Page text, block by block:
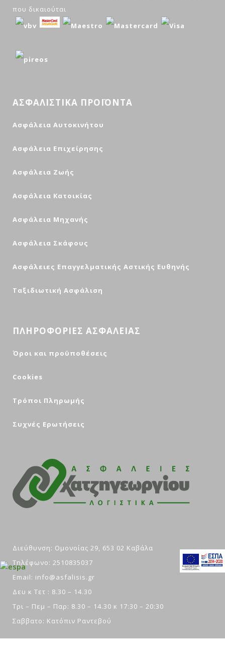
που δικαιούται
ΑΣΦΑΛΙΣΤΙΚΑ ΠΡΟΪΟΝΤΑ
Ασφάλεια Αυτοκινήτου
Ασφάλεια Επιχείρησης
Ασφάλεια Ζωής
Ασφάλεια Κατοικίας
Ασφάλεια Μηχανής
Ασφάλεια Σκάφους
Ασφάλειες Επαγγελματικής Αστικής Ευθηνής
Ταξιδιωτική Ασφάλιση
ΠΛΗΡΟΦΟΡΙΕΣ ΑΣΦΑΛΕΙΑΣ
Όροι και προϋποθέσεις
Cookies
Τρόποι Πληρωμής
Συχνές Ερωτήσεις
Διεύθυνση: Ομονοίας 29, 653 02 Καβάλα
Τηλέφωνο: 2510835037
Email: info@asfalisis.gr
Δευ κ Τετ : 8.30 – 14.30
Τρι – Πεμ – Παρ: 8.30 – 14.30 κ 17:30 – 20:30
Σαββατο: Κατόπιν Ραντεβού